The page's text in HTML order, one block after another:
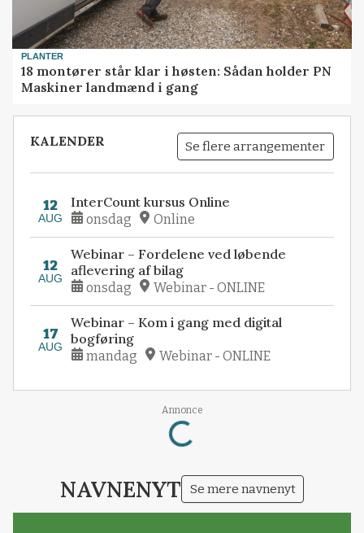
PLANTER
18 montører står klar i høsten: Sådan holder PN
Maskiner landmænd i gang
KALENDER Se flere arrangementer
12
AUG
InterCount kursus Online
onsdag Online
12
AUG
Webinar – Fordelene ved løbende
aflevering af bilag
onsdag Webinar - ONLINE
17
AUG
Webinar – Kom i gang med digital
bogføring
mandag Webinar - ONLINE
Annonce
Loading...
NAVNENYT Se mere navnenyt